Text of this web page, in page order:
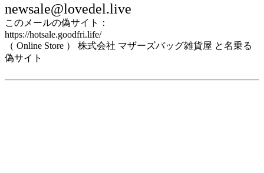
newsale@lovedel.live
このメールの偽サイト：
https://hotsale.goodfri.life/
（ Online Store ） 株式会社 マザーズバッグ雑貨屋 と名乗る
偽サイト